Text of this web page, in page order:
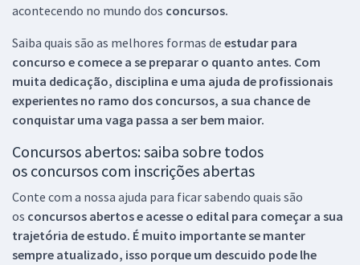
acontecendo no mundo dos concursos.
Saiba quais são as melhores formas de estudar para
concurso e comece a se preparar o quanto antes. Com
muita dedicação, disciplina e uma ajuda de profissionais
experientes no ramo dos concursos, a sua chance de
conquistar uma vaga passa a ser bem maior.
Concursos abertos: saiba sobre todos
os concursos com inscrições abertas
Conte com a nossa ajuda para ficar sabendo quais são
os concursos abertos e acesse o edital para começar a sua
trajetória de estudo. É muito importante se manter
sempre atualizado, isso porque um descuido pode lhe